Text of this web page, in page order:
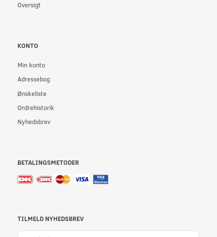
Oversigt
KONTO
Min konto
Adressebog
Ønskeliste
Ordrehistorik
Nyhedsbrev
BETALINGSMETODER
TILMELD NYHEDSBREV